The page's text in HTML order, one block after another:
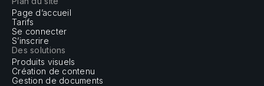
Page d’accueil
Tarifs
Se connecter
S’inscrire
Des solutions
Produits visuels
Création de contenu
Gestion de documents